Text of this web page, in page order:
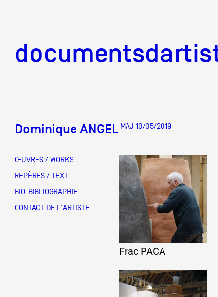
Documents
Mission
Équipe
Partenaires
Crédits
Dominique ANGEL MAJ 10/05/2019
ŒUVRES / WORKS
REPÈRES / TEXT
BIO-BIBLIOGRAPHIE
CONTACT DE L'ARTISTE
Frac PACA